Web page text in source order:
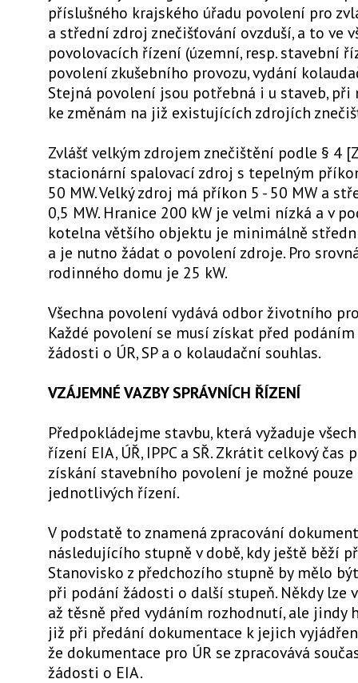
příslušného krajského úřadu povolení pro
a střední zdroj znečišťování ovzduší, a to ve
povolovacích řízení (územní, resp. stavební
povolení zkušebního provozu, vydání
Stejná povolení jsou potřebná i u staveb, při
ke změnám na již existujících zdrojích
Zvlášť velkým zdrojem znečištění podle § 4
stacionární spalovací zdroj s tepelným
50 MW. Velký zdroj má příkon 5 - 50 MW a
0,5 MW. Hranice 200 kW je velmi nízká a v
kotelna většího objektu je minimálně
a je nutno žádat o povolení zdroje. Pro
rodinného domu je 25 kW.
Všechna povolení vydává odbor životního
Každé povolení se musí získat před
žádosti o ÚR, SP a o kolaudační souhlas.
VZÁJEMNÉ VAZBY SPRÁVNÍCH ŘÍZENÍ
Předpokládejme stavbu, která vyžaduje
řízení EIA, ÚŘ, IPPC a SŘ. Zkrátit celkový čas
získání stavebního povolení je možné
jednotlivých řízení.
V podstatě to znamená zpracování
následujícího stupně v době, kdy ještě běží
Stanovisko z předchozího stupně by mělo
při podání žádosti o další stupeň. Někdy lze
až těsně před vydáním rozhodnutí, ale jindy
již při předání dokumentace k jejich
že dokumentace pro ÚR se zpracovává
žádosti o EIA.